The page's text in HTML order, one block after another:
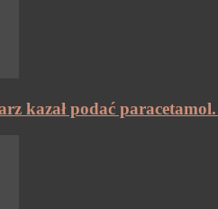
kazał podać